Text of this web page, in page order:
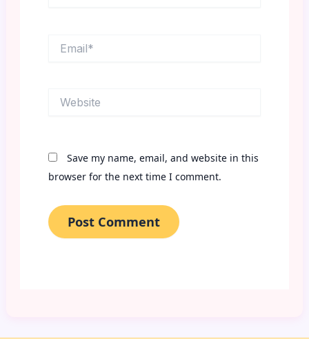
Save my name, email, and website in this
browser for the next time I comment.